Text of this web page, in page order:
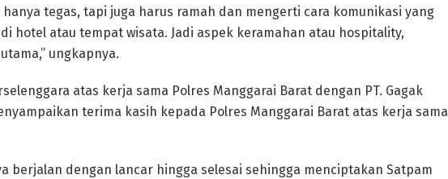
tegas, tapi juga harus ramah dan mengerti cara komunikasi yang
hotel atau tempat wisata. Jadi aspek keramahan atau hospitality,
ungkapnya.
atas kerja sama Polres Manggarai Barat dengan PT. Gagak
terima kasih kepada Polres Manggarai Barat atas kerja sama
berjalan dengan lancar hingga selesai sehingga menciptakan Satpam